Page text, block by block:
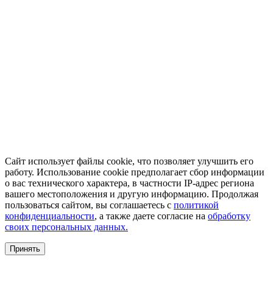
Сайт использует файлы cookie, что позволяет улучшить его
работу. Использование cookie предполагает сбор информации
о вас технического характера, в частности IP-адрес региона
вашего местоположения и другую информацию. Продолжая
пользоваться сайтом, вы соглашаетесь с политикой
конфиденциальности, а также даете согласие на обработку
своих персональных данных.
Принять